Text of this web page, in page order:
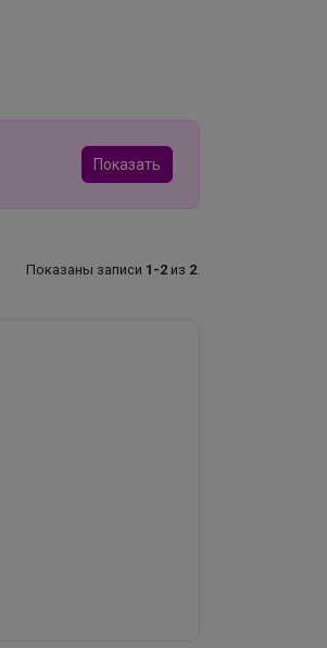
Показать
Показаны записи 1-2 из 2